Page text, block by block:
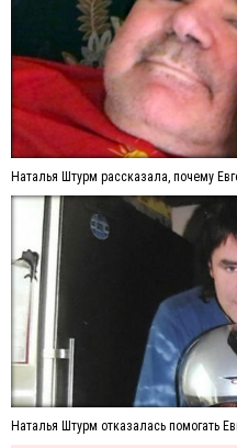
Наталья Штурм рассказала, почему
Наталья Штурм отказалась помогать